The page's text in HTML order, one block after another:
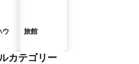
ウ
旅館
カテゴリー